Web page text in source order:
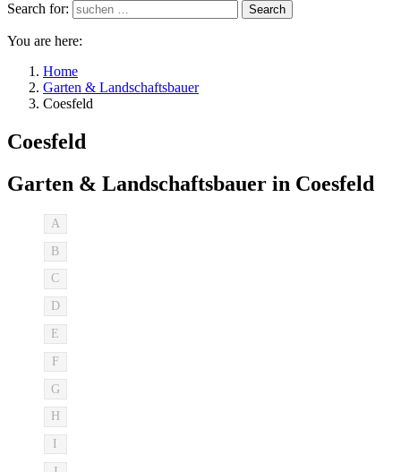
Search for:
Search
You are here:
Home
Garten & Landschaftsbauer
Coesfeld
Coesfeld
Garten & Landschaftsbauer in Coesfeld
A
B
C
D
E
F
G
H
I